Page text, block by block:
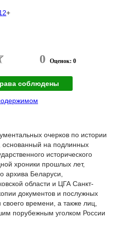
+
0 Оценок: 0
соблюдены
очерков по истории
основанный на подлинных
исторического
хроники прошлых лет,
архива Беларуси,
области и ЦГА Санкт-
документов и послужных
времени, а также лиц,
порубежным уголком России